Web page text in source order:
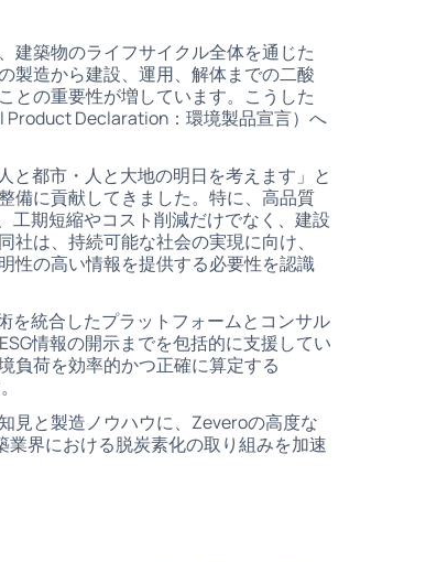
建築物のライフサイクル全体を通じた
製造から建設、運用、解体までの二酸
との重要性が増しています。こうした
Product Declaration：環境製品宣言）へ
と都市・人と大地の明日を考えます」と
備に貢献してきました。特に、高品質
工期短縮やコスト削減だけでなく、建設
は、持続可能な社会の実現に向け、
性の高い情報を提供する必要性を認識
を統合したプラットフォームとコンサル
情報の開示までを包括的に支援してい
負荷を効率的かつ正確に算定する
見と製造ノウハウに、Zeveroの高度な
業界における脱炭素化の取り組みを加速